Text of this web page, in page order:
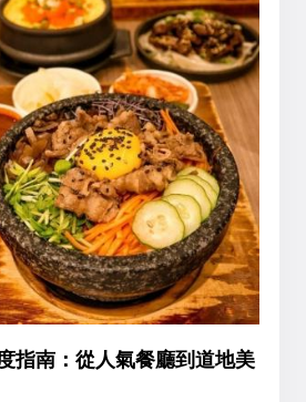
指南：從人氣餐廳到道地美